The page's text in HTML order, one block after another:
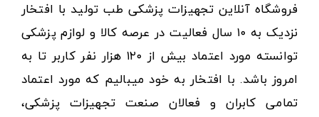
فروشگاه آنلاین تجهیزات پزشکی طب تولید با افتخار
نزدیک به ۱۰ سال فعالیت در عرصه کالا و لوازم پزشکی
توانسته مورد اعتماد بیش از ۱۲۰ هزار نفر کاربر تا به
امروز باشد. با افتخار به خود میبالیم که مورد اعتماد
تمامی کابران و فعالان صنعت تجهیزات پزشکی،